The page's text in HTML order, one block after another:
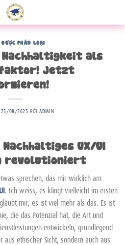
ĐƯỢC PHÂN LOẠI
Nachhaltigkeit als
Jetzt
23/08/2025 BỞIADMIN
Nachhaltiges UX/UI
revolutioniert
sprechen, das mir wirklich am
. Ich weiss, es klingt vielleicht im ersten
mir, es ist viel mehr als das. Es ist
die das Potenzial hat, die Art und
entwickeln, grundlegend
ethischer Sicht, sondern auch aus